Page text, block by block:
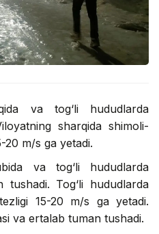
va tog‘li hududlarda
sharqida shimoli-
20 m/s ga yetadi.
va tog‘li hududlarda
Tog‘li hududlarda
15-20 m/s ga yetadi.
va ertalab tuman tushadi.